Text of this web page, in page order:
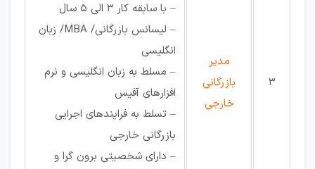
3
مدیر
بازرگانی
خارجی
– با سابقه کار 3 الی 5 سال
– لیسانس بازرگانی/ MBA/ زبان
انگلیسی
– مسلط به زبان انگلیسی و نرم
افزارهای آفیس
– تسلط به فرایندهای اجرایی
بازرگانی خارجی
– دارای شخصیتی برون گرا و